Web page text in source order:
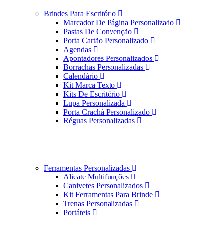
Brindes Para Escritório
Marcador De Página Personalizado
Pastas De Convenção
Porta Cartão Personalizado
Agendas
Apontadores Personalizados
Borrachas Personalizadas
Calendário
Kit Marca Texto
Kits De Escritório
Lupa Personalizada
Porta Crachá Personalizado
Réguas Personalizadas
Ferramentas Personalizadas
Alicate Multifunções
Canivetes Personalizados
Kit Ferramentas Para Brinde
Trenas Personalizadas
Portáteis